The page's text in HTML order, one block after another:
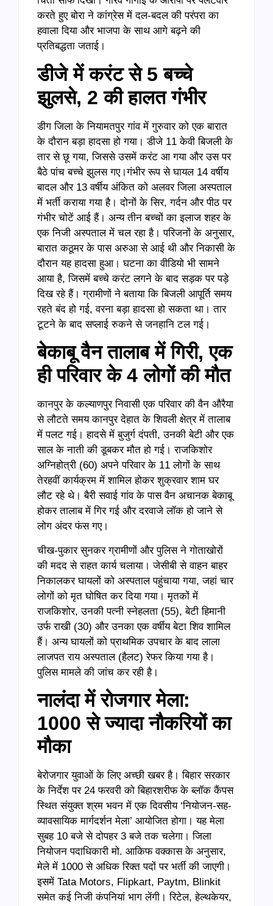
करते हुए बोरा ने कांग्रेस में दल-बदल की परंपरा का
हवाला दिया और भाजपा के साथ आगे बढ़ने की
प्रतिबद्धता जताई।
डीजे में करंट से 5 बच्चे
झुलसे, 2 की हालत गंभीर
डीग जिला के नियामतपुर गांव में गुरुवार को एक बारात
के दौरान बड़ा हादसा हो गया। डीजे 11 केवी बिजली के
तार से छू गया, जिससे उसमें करंट आ गया और उस पर
बैठे पांच बच्चे झुलस गए।गंभीर रूप से घायल 14 वर्षीय
बादल और 13 वर्षीय अंकित को अलवर जिला अस्पताल
में भर्ती कराया गया है। दोनों के सिर, गर्दन और पीठ पर
गंभीर चोटें आई हैं। अन्य तीन बच्चों का इलाज शहर के
एक निजी अस्पताल में चल रहा है। परिजनों के अनुसार,
बारात कठूमर के पास अरुआ से आई थी और निकासी के
दौरान यह हादसा हुआ। घटना का वीडियो भी सामने
आया है, जिसमें बच्चे करंट लगने के बाद सड़क पर पड़े
दिख रहे हैं। ग्रामीणों ने बताया कि बिजली आपूर्ति समय
रहते बंद हो गई, वरना बड़ा हादसा हो सकता था। तार
टूटने के बाद सप्लाई रुकने से जनहानि टल गई।
बेकाबू वैन तालाब में गिरी, एक
ही परिवार के 4 लोगों की मौत
कानपुर के कल्याणपुर निवासी एक परिवार की वैन औरैया
से लौटते समय कानपुर देहात के शिवली क्षेत्र में तालाब
में पलट गई। हादसे में बुजुर्ग दंपती, उनकी बेटी और एक
साल के नाती की डूबकर मौत हो गई। राजकिशोर
अग्निहोत्री (60) अपने परिवार के 11 लोगों के साथ
तेरहवीं कार्यक्रम में शामिल होकर शुक्रवार शाम घर
लौट रहे थे। बैरी सवाई गांव के पास वैन अचानक बेकाबू
होकर तालाब में गिर गई और दरवाजे लॉक हो जाने से
लोग अंदर फंस गए।
चीख-पुकार सुनकर ग्रामीणों और पुलिस ने गोताखोरों
की मदद से राहत कार्य चलाया। जेसीबी से वाहन बाहर
निकालकर घायलों को अस्पताल पहुंचाया गया, जहां चार
लोगों को मृत घोषित कर दिया गया। मृतकों में
राजकिशोर, उनकी पत्नी स्नेहलता (55), बेटी हिमानी
उर्फ राखी (30) और उनका एक वर्षीय बेटा शिव शामिल
हैं। अन्य घायलों को प्राथमिक उपचार के बाद लाला
लाजपत राय अस्पताल (हैलट) रेफर किया गया है।
पुलिस मामले की जांच कर रही है।
नालंदा में रोजगार मेला:
1000 से ज्यादा नौकरियों का
मौका
बेरोजगार युवाओं के लिए अच्छी खबर है। बिहार सरकार
के निर्देश पर 24 फरवरी को बिहारशरीफ के ब्लॉक कैंपस
स्थित संयुक्त श्रम भवन में एक दिवसीय ‘नियोजन-सह-
व्यावसायिक मार्गदर्शन मेला’ आयोजित होगा। यह मेला
सुबह 10 बजे से दोपहर 3 बजे तक चलेगा। जिला
नियोजन पदाधिकारी मो. आकिफ वक्कास के अनुसार,
मेले में 1000 से अधिक रिक्त पदों पर भर्ती की जाएगी।
इसमें Tata Motors, Flipkart, Paytm, Blinkit
समेत कई निजी कंपनियां भाग लेंगी। रिटेल, हेल्थकेयर,